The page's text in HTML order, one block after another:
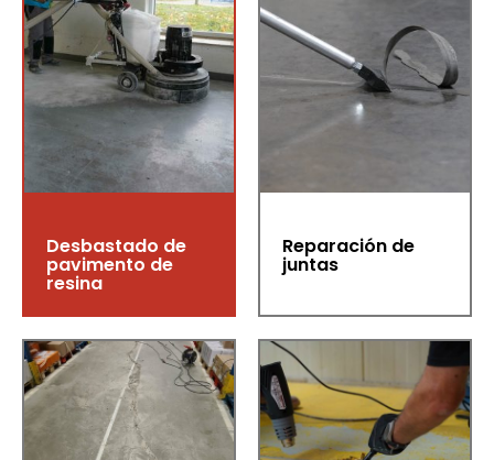
Desbastado de
pavimento de
resina
Reparación de
juntas